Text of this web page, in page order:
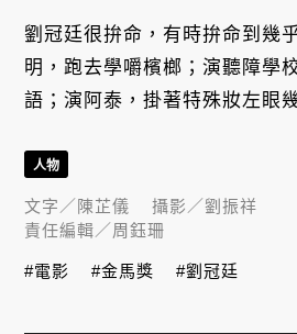
劉冠廷很拚命，有時拚命到幾
明，跑去學嚼檳榔；演聽障學
語；演阿泰，掛著特殊妝左
人物
文字／ 陳芷儀 攝影／劉振祥
責任編輯／周鈺珊
#電影 #金馬獎 #劉冠廷